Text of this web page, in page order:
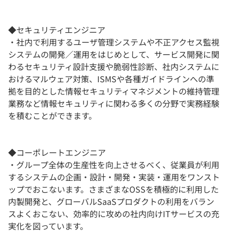
◆セキュリティエンジニア
・社内で利用するユーザ管理システムや不正アクセス監視
システムの開発／運用をはじめとして、サービス開発に関
わるセキュリティ設計支援や脆弱性診断、社内システムに
おけるマルウェア対策、ISMSや各種ガイドラインへの準
拠を目的とした情報セキュリティマネジメントの維持管理
業務など情報セキュリティに関わる多くの分野で実務経験
を積むことができます。
◆コーポレートエンジニア
・グループ全体の生産性を向上させるべく、従業員が利用
するシステムの企画・設計・開発・実装・運用をワンスト
ップでおこないます。さまざまなOSSを積極的に利用した
内製開発と、グローバルSaaSプロダクトの利用をバラン
スよくおこない、効率的に攻めの社内向けITサービスの充
実化を図っています。